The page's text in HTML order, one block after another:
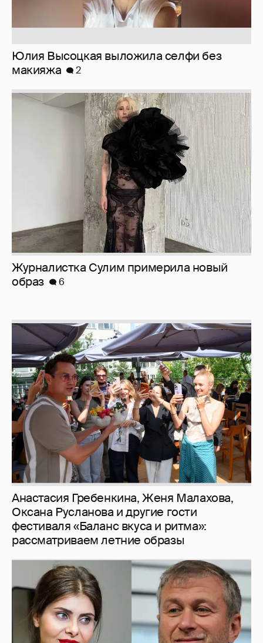
Журналистка Сулим примерила новый
Анастасия Гребенкина, Женя Малахова,
Оксана Русланова и другие гости
фестиваля «Баланс вкуса и ритма»:
рассматриваем летние образы
И снова невеста 357